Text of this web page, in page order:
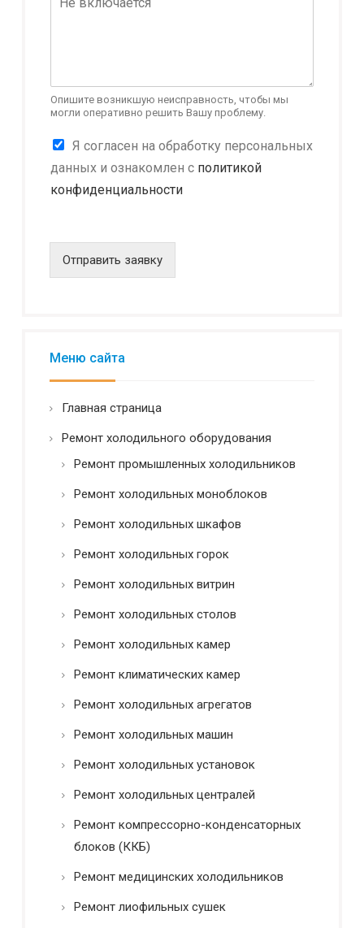
ф
о
н
м
я
Опишите возникшую неисправность, чтобы мы
могли оперативно решить Вашу проблему.
К
н
ф
е
н
с
т
*
Я согласен на обработку персональных
данных и ознакомлен с политикой
конфиденциальности
Отправить заявку
Меню сайта
Главная страница
Ремонт холодильного оборудования
Ремонт промышленных холодильников
Ремонт холодильных моноблоков
Ремонт холодильных шкафов
Ремонт холодильных горок
Ремонт холодильных витрин
Ремонт холодильных столов
Ремонт холодильных камер
Ремонт климатических камер
Ремонт холодильных агрегатов
Ремонт холодильных машин
Ремонт холодильных установок
Ремонт холодильных централей
Ремонт компрессорно-конденсаторных
блоков (ККБ)
Ремонт медицинских холодильников
Ремонт лиофильных сушек